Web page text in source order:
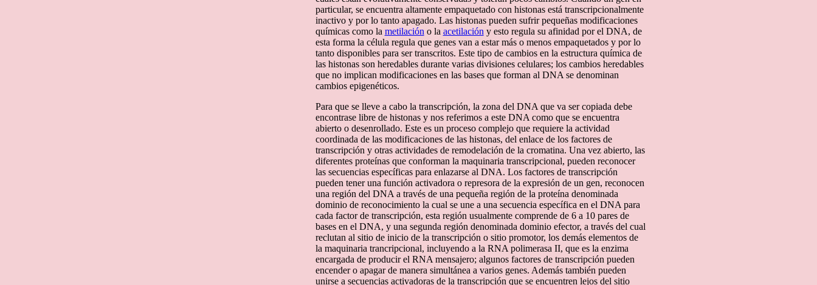
particular, se encuentra altamente empaquetado con histonas está transcripcionalmente
inactivo y por lo tanto apagado. Las histonas pueden sufrir pequeñas modificaciones
químicas como la metilación o la acetilación y esto regula su afinidad por el DNA, de
esta forma la célula regula que genes van a estar más o menos empaquetados y por lo
tanto disponibles para ser transcritos. Este tipo de cambios en la estructura química de
las histonas son heredables durante varias divisiones celulares; los cambios heredables
que no implican modificaciones en las bases que forman al DNA se denominan
cambios epigenéticos.
Para que se lleve a cabo la transcripción, la zona del DNA que va ser copiada debe
encontrase libre de histonas y nos referimos a este DNA como que se encuentra
abierto o desenrollado. Este es un proceso complejo que requiere la actividad
coordinada de las modificaciones de las histonas, del enlace de los factores de
transcripción y otras actividades de remodelación de la cromatina. Una vez abierto, las
diferentes proteínas que conforman la maquinaria transcripcional, pueden reconocer
las secuencias específicas para enlazarse al DNA. Los factores de transcripción
pueden tener una función activadora o represora de la expresión de un gen, reconocen
una región del DNA a través de una pequeña región de la proteína denominada
dominio de reconocimiento la cual se une a una secuencia específica en el DNA para
cada factor de transcripción, esta región usualmente comprende de 6 a 10 pares de
bases en el DNA, y una segunda región denominada dominio efector, a través del cual
reclutan al sitio de inicio de la transcripción o sitio promotor, los demás elementos de
la maquinaria trancripcional, incluyendo a la RNA polimerasa II, que es la enzima
encargada de producir el RNA mensajero; algunos factores de transcripción pueden
encender o apagar de manera simultánea a varios genes. Además también pueden
unirse a secuencias activadoras de la transcripción que se encuentren lejos del sitio